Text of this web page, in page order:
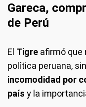
Gareca,
de Perú
El Tigre afirmó que
política peruana,
incomodidad por
país y la